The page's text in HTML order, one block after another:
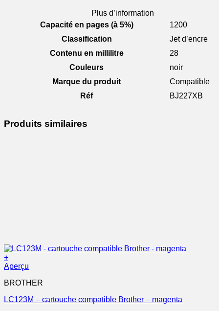
Plus d’information
Capacité en pages (à 5%)
1200
Classification
Jet d’encre
Contenu en millilitre
28
Couleurs
noir
Marque du produit
Compatible
Réf
BJ227XB
Produits similaires
+
Aperçu
BROTHER
LC123M – cartouche compatible Brother – magenta